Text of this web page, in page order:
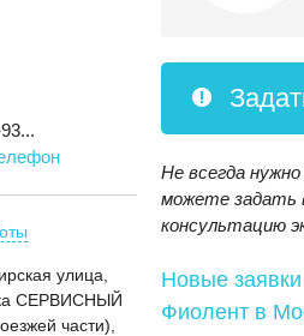
улица,
СЕРВИСНЫЙ
части)
Не всегда
можете задать
консультацию
Новые
Фиолент в